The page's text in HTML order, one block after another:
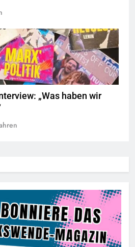
© linkswende.org,CC-BY-SA-1.0
„Was haben wir